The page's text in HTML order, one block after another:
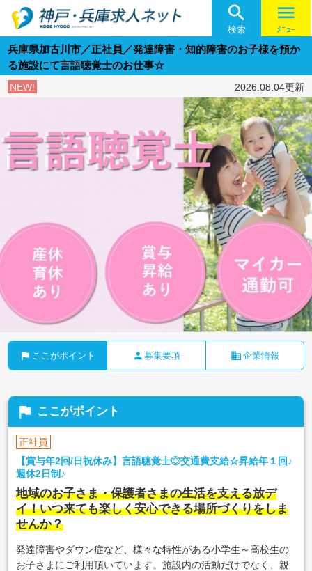

検索
menu
ﾒﾆｭｰ
兵庫県加古川市／正社員／発達障害・知的障害のお子様を預か
る施設にて言語聴覚士のお仕事☆
NEW! 2026.08.04更新
flag ここがポイント person 募集要項 business 企業情報
flag ここがポイント
正社員
【賞与年2回/日祝休み】言語聴覚士◎交通費支給☆昇給年１回♪
週休2日制♪
地域のお子さま・保護者さまの生活を支える放デ
イ！いつ来ても楽しく安心できる場所づくりをしま
せんか？
発達障害やダウン症など、様々な特性がある小学生～高校生の
お子さまにご利用頂いています。施設内の活動だけでなく、親